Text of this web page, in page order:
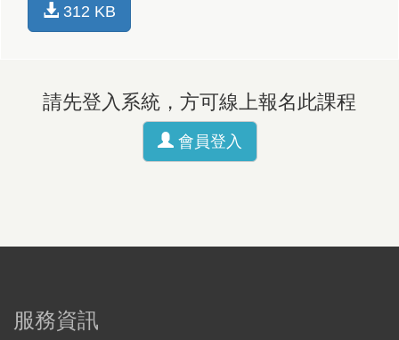
312 KB
請先登入系統，方可線上報名此課程
會員登入
服務資訊